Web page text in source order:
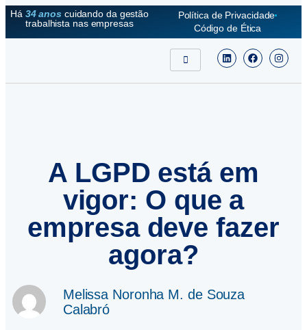
Há 34 anoscuidando da gestão
trabalhista nas empresas
Política de Privacidade
Código de Ética
A LGPD está em
vigor: O que a
empresa deve fazer
agora?
Melissa Noronha M. de Souza
Calabró